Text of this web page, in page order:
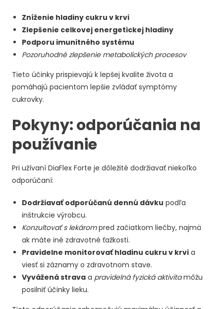
Zníženie hladiny cukru v krvi
Zlepšenie celkovej energetickej hladiny
Podporu imunitného systému
Pozoruhodné zlepšenie metabolických procesov
Tieto účinky prispievajú k lepšej kvalite života a
pomáhajú pacientom lepšie zvládať symptómy
cukrovky.
Pokyny: odporúčania na
používanie
Pri užívaní DiaFlex Forte je dôležité dodržiavať niekoľko
odporúčaní:
Dodržiavať odporúčanú dennú dávku podľa
inštrukcie výrobcu.
Konzultovať s lekárompred začiatkom liečby, najmä
ak máte iné zdravotné ťažkosti.
Pravidelne monitorovať hladinu cukru v krvi a
viesť si záznamy o zdravotnom stave.
Vyvážená strava a pravidelná fyzická aktivitamôžu
posilniť účinky lieku.